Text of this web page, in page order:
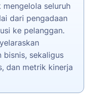
mengelola seluruh
dari pengadaan
ke pelanggan.
bisnis, sekaligus
dan metrik kinerja